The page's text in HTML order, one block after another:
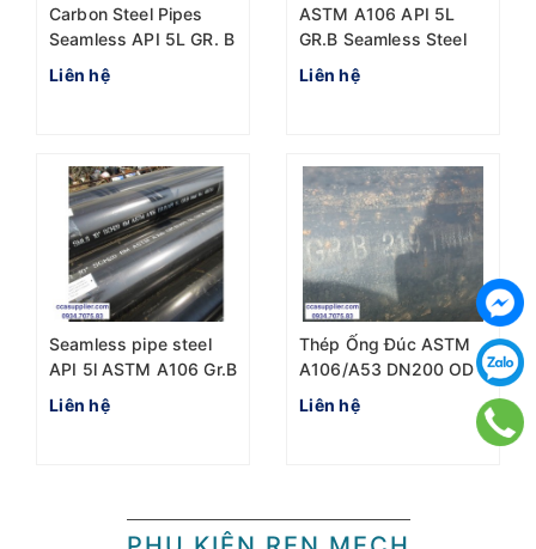
Carbon Steel Pipes
Seamless API 5L GR. B
ASTM A106 DN125 5"
D141.3mm
Liên hệ
ASTM A106 API 5L
GR.B Seamless Steel
Pipe 12" OD323.9mm
x 10.31mm
Liên hệ
Seamless pipe steel
API 5l ASTM A106 Gr.B
10" OD273mm
Liên hệ
Thép Ống Đúc ASTM
A106/A53 DN200 OD
219.1mm sch40 dày
8.18mm
Liên hệ